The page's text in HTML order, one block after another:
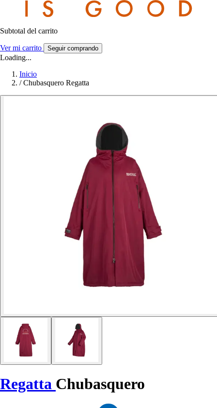
Subtotal del carrito
Ver mi carrito Seguir comprando
Loading...
Inicio
/ Chubasquero Regatta
Regatta Chubasquero